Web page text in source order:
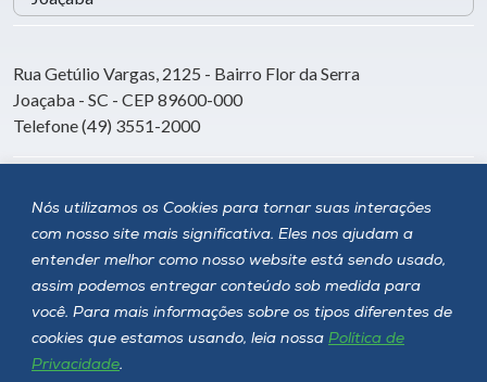
Nós utilizamos os Cookies para tornar suas interações
com nosso site mais significativa. Eles nos ajudam a
entender melhor como nosso website está sendo usado,
assim podemos entregar conteúdo sob medida para
você. Para mais informações sobre os tipos diferentes de
cookies que estamos usando, leia nossa Política de
Privacidade.
Rua Getúlio Vargas, 2125 - Bairro Flor da Serra
Joaçaba - SC - CEP 89600-000
Telefone (49) 3551-2000
Siga a Unoesc